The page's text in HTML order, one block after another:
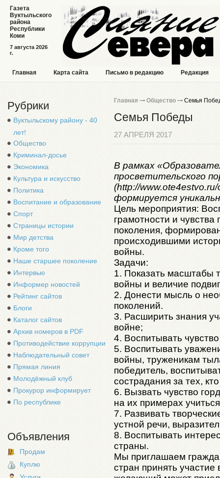
7 августа 2026
г.
Газета
Вуктыльского
района
Республики
Коми
Главная Карта сайта Письмо в редакцию Редакция
Рубрики
Вуктыльскому району - 40
лет!
Общество
Криминал-досье
Экономика
Культура и искусство
Политика
Воспитание и образование
Спорт
Страницы истории
Мир детства
Кроме того
Наше старшее поколение
Интервью
Информер новостей
Рейтинг сайтов
Блоги
Каталог сайтов
Архив номеров в PDF
Противодействие коррупции
Наблюдательный совет
Прямая линия
Молодёжный клуб
Прокурор информирует
По республике
Объявления
Продам
Куплю
Главная Общество Семья
Семья Победы
27 АПРЕЛЯ 2017
В рамках
просветительского
(http://
формируется
Цель мероприятия:
грамотности и
поколения,
происходившими
войны.
Задачи:
1. Показать масштабы
войны и величие
2. Донести мысль о
поколений.
3. Расширить знания
войне;
4. Воспитывать
5. Воспитывать
войны, труженикам
победитель,
сострадания за тех,
6. Вызвать чувство
на их примерах
7. Развивать
устной речи,
8. Воспитывать
страны.
Мы приглашаем
стран принять